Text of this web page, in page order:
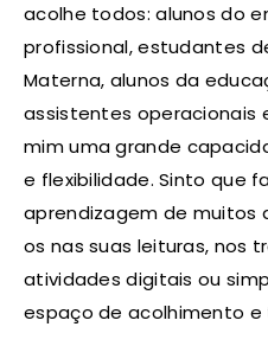
acolhe todos: alunos do
profissional, estudantes
Materna, alunos da
assistentes operacionais
mim uma grande
e flexibilidade. Sinto que
aprendizagem de muitos
os nas suas leituras, nos
atividades digitais ou
espaço de acolhimento e